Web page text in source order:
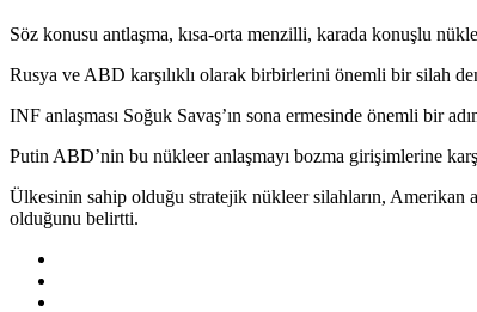
Söz konusu antlaşma, kısa-orta menzilli, karada konuşlu
Rusya ve ABD karşılıklı olarak birbirlerini önemli bir silah
INF anlaşması Soğuk Savaş’ın sona ermesinde önemli bir
Putin ABD’nin bu nükleer anlaşmayı bozma girişimlerine
Ülkesinin sahip olduğu stratejik nükleer silahların, Amerikan
olduğunu belirtti.